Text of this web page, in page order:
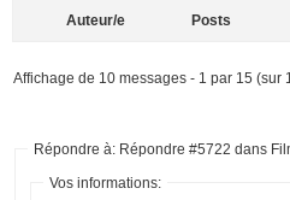
Auteur/e Posts
Affichage de 10 messages - 1 par 15 (sur
Répondre à: Répondre #5722 dans
Vos informations: